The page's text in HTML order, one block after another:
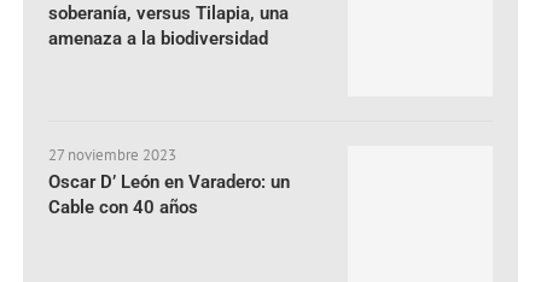
soberanía, versus Tilapia, una
amenaza a la biodiversidad
27 noviembre 2023
Oscar D’ León en Varadero: un
Cable con 40 años